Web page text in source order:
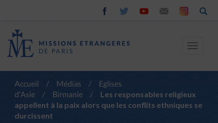
Toggle
Accueil / Médias /
Eglises
d'Asie
/ Birmanie /
Les responsables religieux
appellent à la paix alors que les conflits ethniques se
durcissent